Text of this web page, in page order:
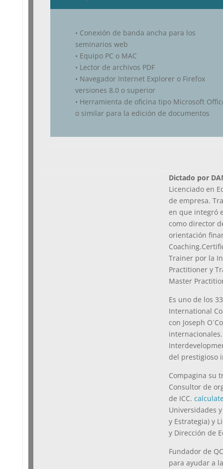
• Conexión de banda ancha para los
seminarios web
• Equipo PC o MAC
• Lector de archivos PDF
• Navegador Internet Explorer o Firefox
versiones 8.0 o superior
• Herramienta de oficina tipo Microsoft
o similar para la edición de documentos
Dictado por
Licenciado en
de empresa.
en que integró
como director
orientación
Coaching.
Trainer por la
Practitioner y
Master
Es uno de los
International
con Joseph
del prestigioso
Compagina su
Consultor de
de ICC.
Universidades
y Estrategia) y
y Dirección de
Fundador de
para ayudar a